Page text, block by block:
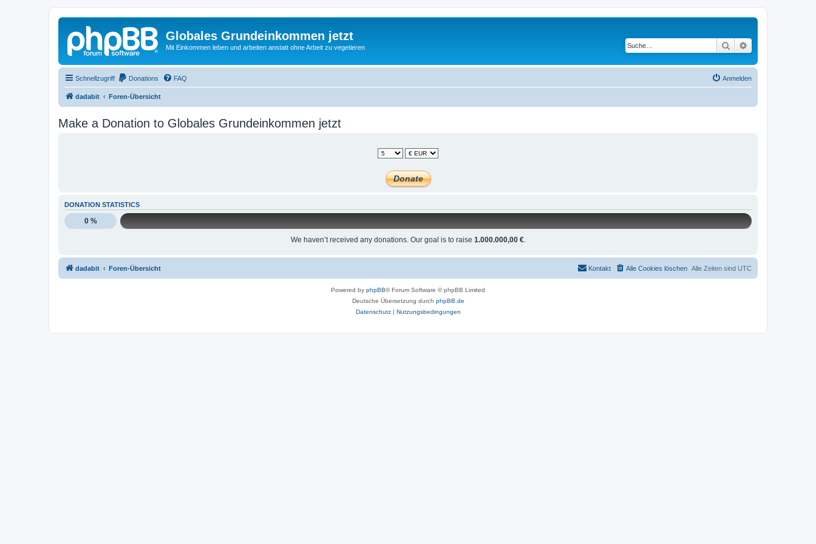
Globales Grundeinkommen jetzt
Mit Einkommen leben und arbeiten anstatt ohne Arbeit zu vegetieren Suche
Schnellzugriff Donations FAQ Anmelden
dadabit Foren-Übersicht
Make a Donation to Globales Grundeinkommen jetzt
DONATION STATISTICS
0 %
We haven’t received any donations. Our goal is to raise 1.000.000,00 €.
dadabit Foren-Übersicht Alle Zeiten sind UTC
Alle Cookies löschen
Kontakt
Powered by phpBB® Forum Software © phpBB Limited
Deutsche Übersetzung durch phpBB.de
Datenschutz| Nutzungsbedingungen